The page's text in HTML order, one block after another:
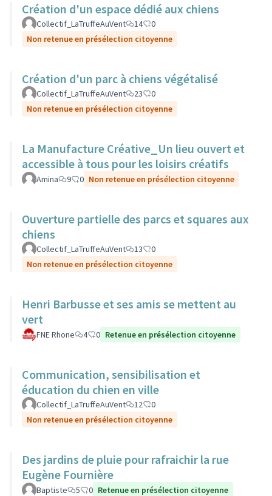
Création d'un espace dédié aux chiens
Collectif_LaTruffeAuVent 14
0
Non retenue en présélection citoyenne
Création d'un parc à chiens végétalisé
Collectif_LaTruffeAuVent 23
0
Non retenue en présélection citoyenne
La Manufacture Créative_Un lieu ouvert et
accessible à tous pour les loisirs créatifs
Amina 9 0 Non retenue en présélection citoyenne
Ouverture partielle des parcs et squares aux
chiens
Collectif_LaTruffeAuVent 13
0
Non retenue en présélection citoyenne
Henri Barbusse et ses amis se mettent au
vert
FNE Rhone 4 0 Retenue en présélection citoyenne
Communication, sensibilisation et
éducation du chien en ville
Collectif_LaTruffeAuVent 12
0
Non retenue en présélection citoyenne
Des jardins de pluie pour rafraichir la rue
Eugène Fournière
Baptiste 5 0 Retenue en présélection citoyenne